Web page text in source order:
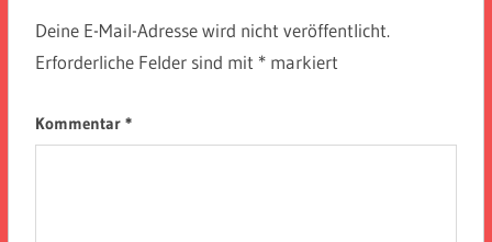
Deine E-Mail-Adresse wird nicht veröffentlicht.
Erforderliche Felder sind mit *markiert
Kommentar *